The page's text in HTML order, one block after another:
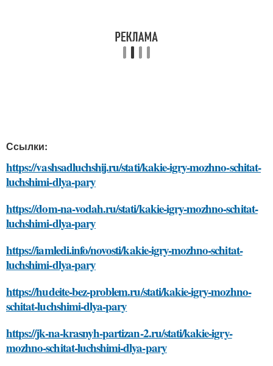
Ссылки:
https://vashsadluchshij.ru/stati/kakie-igry-mozhno-schitat-
luchshimi-dlya-pary
https://dom-na-vodah.ru/stati/kakie-igry-mozhno-schitat-
luchshimi-dlya-pary
https://iamledi.info/novosti/kakie-igry-mozhno-schitat-
luchshimi-dlya-pary
https://hudeite-bez-problem.ru/stati/kakie-igry-mozhno-
schitat-luchshimi-dlya-pary
https://jk-na-krasnyh-partizan-2.ru/stati/kakie-igry-
mozhno-schitat-luchshimi-dlya-pary